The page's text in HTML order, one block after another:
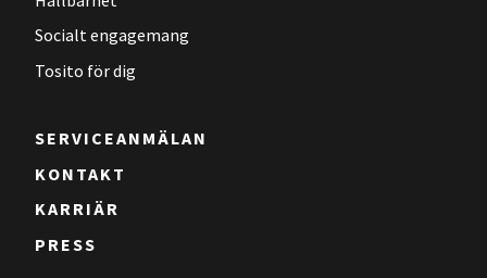
Socialt engagemang
Tosito för dig
SERVICEANMÄLAN
KONTAKT
KARRIÄR
PRESS